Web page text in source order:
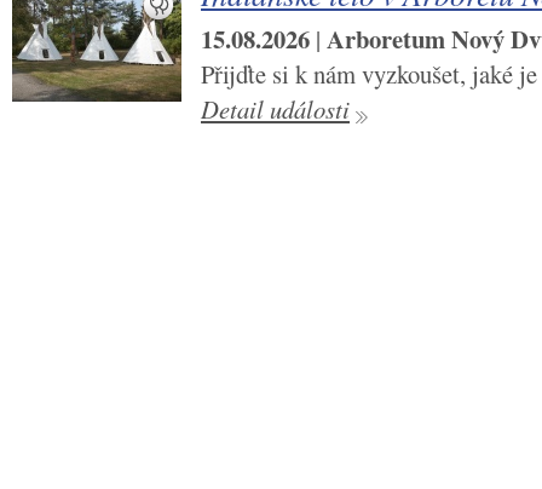
15.08.2026 | Arboretum Nový
Přijďte si k nám vyzkoušet, jaké
Detail události